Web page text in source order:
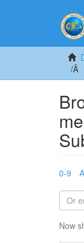
0-9 A
Now